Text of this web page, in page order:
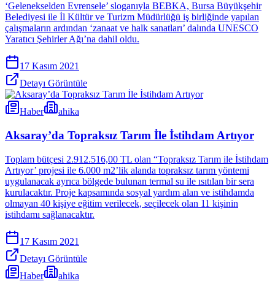
‘Gelenekselden Evrensele’ sloganıyla BEBKA, Bursa Büyükşehir
Belediyesi ile İl Kültür ve Turizm Müdürlüğü iş birliğinde yapılan
çalışmaların ardından ‘zanaat ve halk sanatları’ dalında UNESCO
Yaratıcı Şehirler Ağı’na dahil oldu.
17 Kasım 2021
Detayı Görüntüle
Haber ahika
Aksaray’da Topraksız Tarım İle İstihdam Artıyor
Toplam bütçesi 2.912.516,00 TL olan “Topraksız Tarım ile İstihdam
Artıyor’ projesi ile 6.000 m2’lik alanda topraksız tarım yöntemi
uygulanacak ayrıca bölgede bulunan termal su ile ısıtılan bir sera
kurulacaktır. Proje kapsamında sosyal yardım alan ve istihdamda
olmayan 40 kişiye eğitim verilecek, seçilecek olan 11 kişinin
istihdamı sağlanacaktır.
17 Kasım 2021
Detayı Görüntüle
Haber
ahika